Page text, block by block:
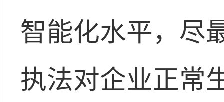
智能化水平，尽
执法对企业正常